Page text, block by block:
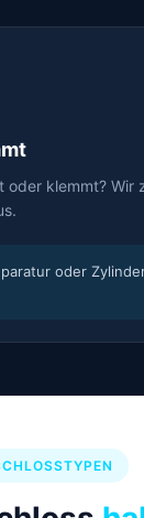
oder klemmt? Wir
oder